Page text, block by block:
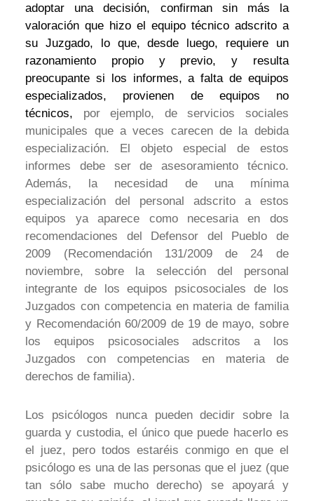
adoptar una decisión, confirman sin más la
valoración que hizo el equipo técnico adscrito a
su Juzgado, lo que, desde luego, requiere un
razonamiento propio y previo, y resulta
preocupante si los informes, a falta de equipos
especializados, provienen de equipos no
técnicos, por ejemplo, de servicios sociales
municipales que a veces carecen de la debida
especialización. El objeto especial de estos
informes debe ser de asesoramiento técnico.
Además, la necesidad de una mínima
especialización del personal adscrito a estos
equipos ya aparece como necesaria en dos
recomendaciones del Defensor del Pueblo de
2009 (Recomendación 131/2009 de 24 de
noviembre, sobre la selección del personal
integrante de los equipos psicosociales de los
Juzgados con competencia en materia de familia
y Recomendación 60/2009 de 19 de mayo, sobre
los equipos psicosociales adscritos a los
Juzgados con competencias en materia de
derechos de familia).
Los psicólogos nunca pueden decidir sobre la
guarda y custodia, el único que puede hacerlo es
el juez, pero todos estaréis conmigo en que el
psicólogo es una de las personas que el juez (que
tan sólo sabe mucho derecho) se apoyará y